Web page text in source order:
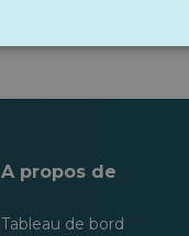
A propos de
Tableau de bord